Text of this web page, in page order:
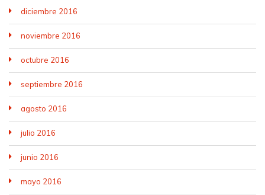
diciembre 2016
noviembre 2016
octubre 2016
septiembre 2016
agosto 2016
julio 2016
junio 2016
mayo 2016